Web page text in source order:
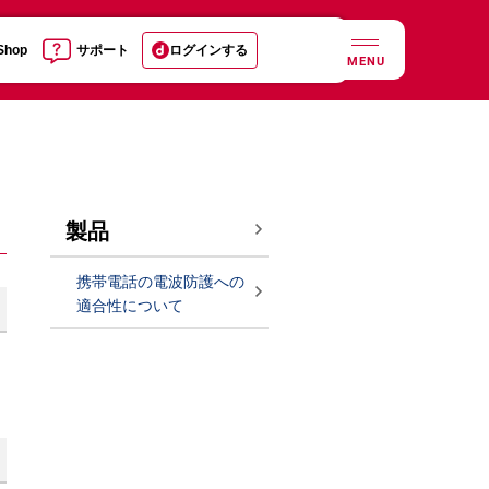
サポート ログインする
MENU
製品
携帯電話の電波防護への
適合性について